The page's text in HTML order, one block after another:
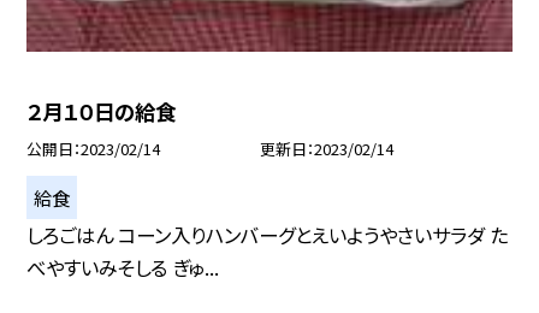
２月１０日の給食
公開日 2023/02/14 更新日 2023/02/14
給食
しろごはん コーン入りハンバーグとえいようやさいサラダ た
べやすいみそしる ぎゅ...